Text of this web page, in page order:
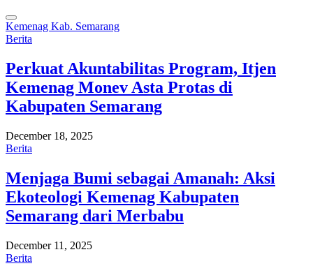
Kemenag Kab. Semarang
Berita
Perkuat Akuntabilitas Program, Itjen
Kemenag Monev Asta Protas di
Kabupaten Semarang
December 18, 2025
Berita
Menjaga Bumi sebagai Amanah: Aksi
Ekoteologi Kemenag Kabupaten
Semarang dari Merbabu
December 11, 2025
Berita